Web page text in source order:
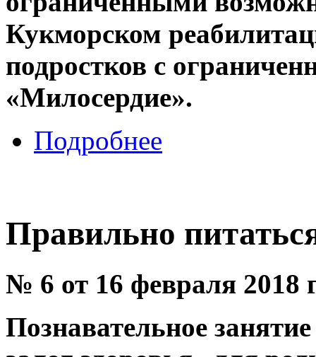
Кукморском
подростков с
«Милосердие».
Подробнее
Правильно
№ 6 от 16 февраля 2018
Познавательное